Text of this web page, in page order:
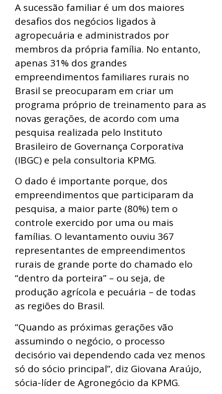
A sucessão familiar é um dos maiores
desafios dos negócios ligados à
agropecuária e administrados por
membros da própria família. No entanto,
apenas 31% dos grandes
empreendimentos familiares rurais no
Brasil se preocuparam em criar um
programa próprio de treinamento para as
novas gerações, de acordo com uma
pesquisa realizada pelo Instituto
Brasileiro de Governança Corporativa
(IBGC) e pela consultoria KPMG.
O dado é importante porque, dos
empreendimentos que participaram da
pesquisa, a maior parte (80%) tem o
controle exercido por uma ou mais
famílias. O levantamento ouviu 367
representantes de empreendimentos
rurais de grande porte do chamado elo
“dentro da porteira” – ou seja, de
produção agrícola e pecuária – de todas
as regiões do Brasil.
“Quando as próximas gerações vão
assumindo o negócio, o processo
decisório vai dependendo cada vez menos
só do sócio principal”, diz Giovana Araújo,
sócia-líder de Agronegócio da KPMG.